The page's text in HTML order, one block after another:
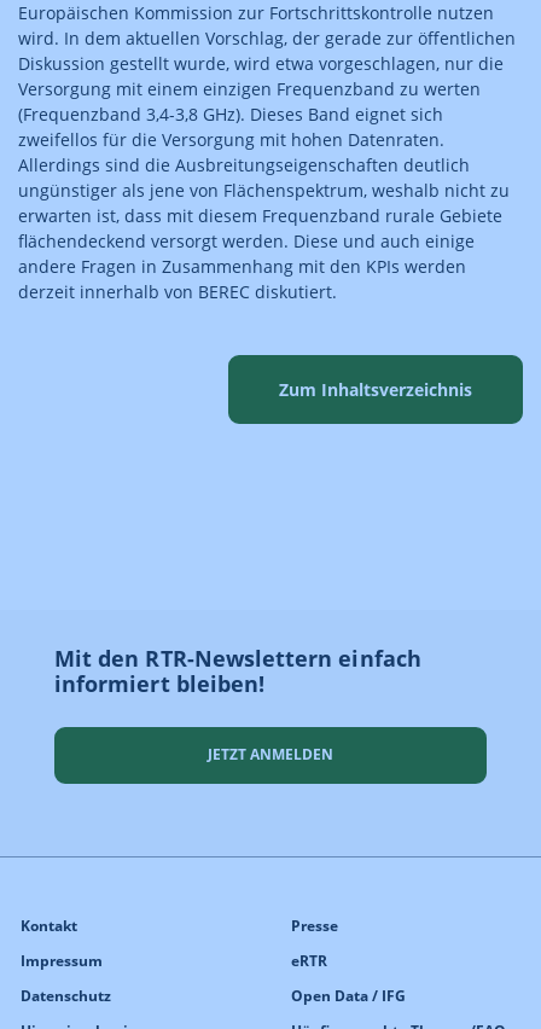
Europäischen Kommission zur Fortschrittskontrolle nutzen
wird. In dem aktuellen Vorschlag, der gerade zur öffentlichen
Diskussion gestellt wurde, wird etwa vorgeschlagen, nur die
Versorgung mit einem einzigen Frequenzband zu werten
(Frequenzband 3,4-3,8 GHz). Dieses Band eignet sich
zweifellos für die Versorgung mit hohen Datenraten.
Allerdings sind die Ausbreitungseigenschaften deutlich
ungünstiger als jene von Flächenspektrum, weshalb nicht zu
erwarten ist, dass mit diesem Frequenzband rurale Gebiete
flächendeckend versorgt werden. Diese und auch einige
andere Fragen in Zusammenhang mit den KPIs werden
derzeit innerhalb von BEREC diskutiert.
Zum Inhaltsverzeichnis
Mit den RTR-Newslettern einfach
informiert bleiben!
JETZT ANMELDEN
Kontakt
Impressum
Datenschutz
Presse
eRTR
Open Data / IFG